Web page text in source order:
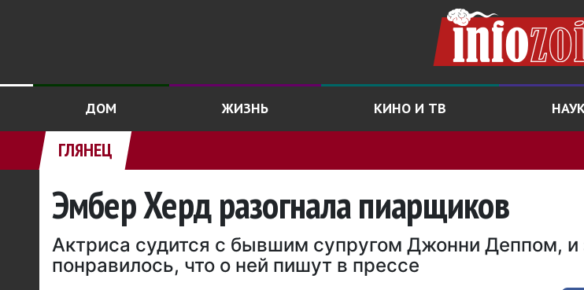
ДОМ ЖИЗНЬ КИНО И ТВ
ГЛЯНЕЦ
Эмбер Херд разогнала пиарщиков
Актриса судится с бывшим супругом Джонни Деппом, и
понравилось, что о ней пишут в прессе